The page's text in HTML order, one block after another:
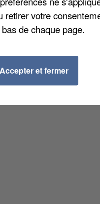
retirer votre
de chaque page.
Accepter et fermer